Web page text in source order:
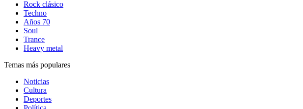
Rock clásico
Techno
Años 70
Soul
Trance
Heavy metal
Temas más populares
Noticias
Cultura
Deportes